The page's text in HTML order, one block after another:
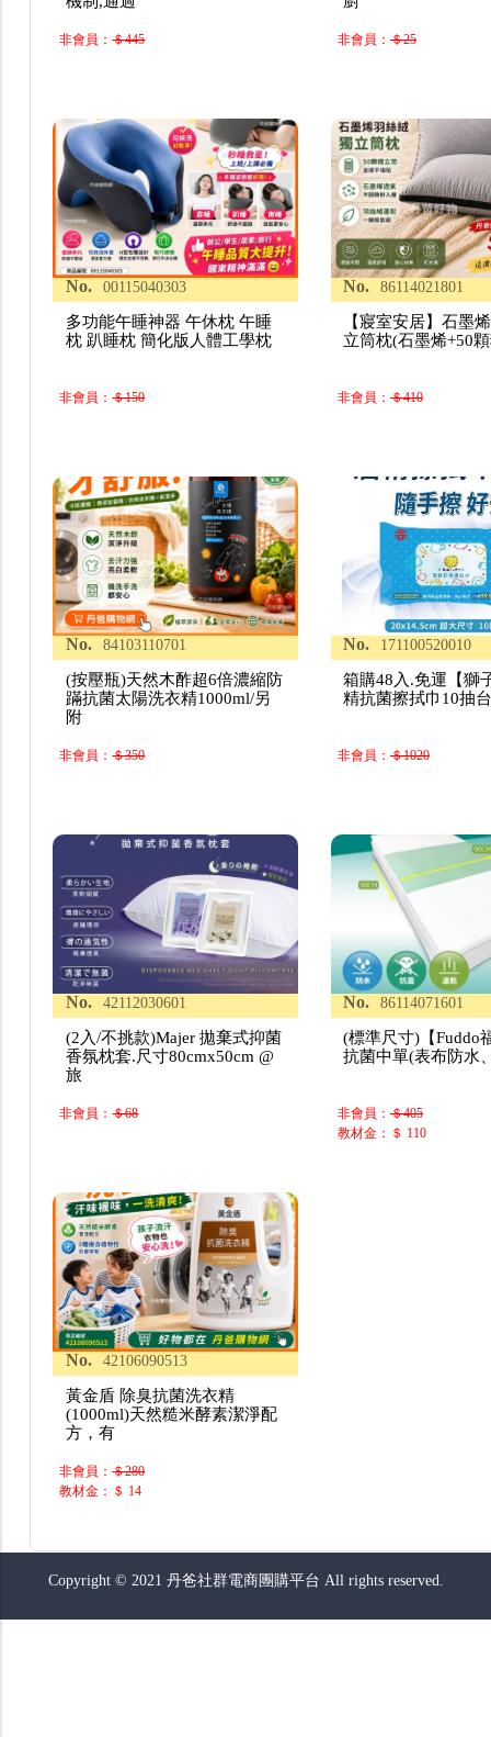
非會員：＄445 非會員： ＄25
No. 00115040303
多功能午睡神器 午休枕 午睡
枕 趴睡枕 簡化版人體工學枕
非會員：＄150
No. 86114021801
【寢室安居】石墨
立筒枕(石墨烯+50
非會員： ＄410
No. 84103110701
(按壓瓶)天然木酢超6倍濃縮防
蹣抗菌太陽洗衣精1000ml/另
附
非會員：＄350
No. 171100520010
箱購48入.免運【獅
精抗菌擦拭巾10抽
非會員： ＄1020
No. 42112030601
(2入/不挑款)Majer 拋棄式抑菌
香氛枕套.尺寸80cmx50cm @
旅
非會員：＄68
No. 86114071601
(標準尺寸)【Fuddo
抗菌中單(表布防水
非會員： ＄405
教材金：＄ 110
No. 42106090513
黃金盾 除臭抗菌洗衣精
(1000ml)天然糙米酵素潔淨配
方，有
非會員：＄280
教材金：＄ 14
Copyright © 2021 丹爸社群電商團購平台 All rights reserved.